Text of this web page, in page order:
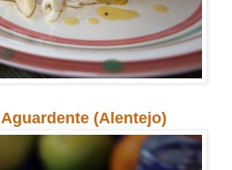
(Alentejo)